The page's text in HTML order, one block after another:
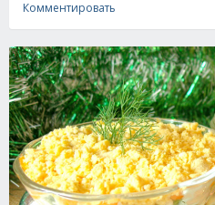
Комментировать